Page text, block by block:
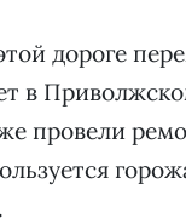
дороге
в
провели